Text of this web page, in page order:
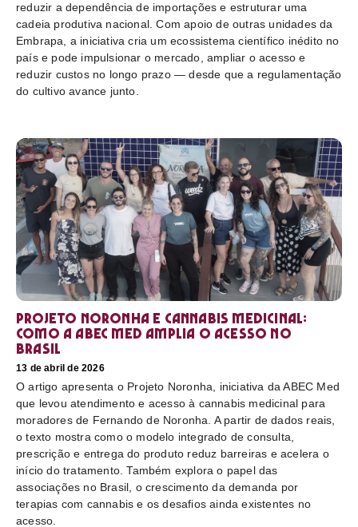
reduzir a dependência de importações e estruturar uma
cadeia produtiva nacional. Com apoio de outras unidades da
Embrapa, a iniciativa cria um ecossistema científico inédito no
país e pode impulsionar o mercado, ampliar o acesso e
reduzir custos no longo prazo — desde que a regulamentação
do cultivo avance junto.
Projeto Noronha e cannabis medicinal:
como a ABEC Med amplia o acesso no
Brasil
13 de abril de 2026
O artigo apresenta o Projeto Noronha, iniciativa da ABEC Med
que levou atendimento e acesso à cannabis medicinal para
moradores de Fernando de Noronha. A partir de dados reais,
o texto mostra como o modelo integrado de consulta,
prescrição e entrega do produto reduz barreiras e acelera o
início do tratamento. Também explora o papel das
associações no Brasil, o crescimento da demanda por
terapias com cannabis e os desafios ainda existentes no
acesso.